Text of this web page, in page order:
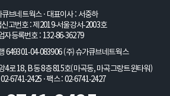
브네트웍스 · 대표이사 : 서중하
고번호 : 제2019-서울강서-2003호
자등록번호 : 132-86-36279
649301-04-083906 (주)슈가큐브네트웍스
4로 18, B동 8층 815호(마곡동, 마곡그랑트윈타워)
6741-2425 · 팩스 : 02-6741-2427